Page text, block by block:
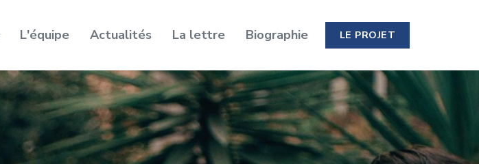
L'équipe Actualités La lettre Biographie LE PROJET